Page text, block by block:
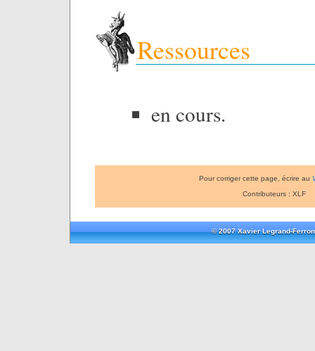
Ressources
en cours.
Pour corriger cette page, écrire au
Contributeurs : XLF
© 2007 Xavier Legrand-